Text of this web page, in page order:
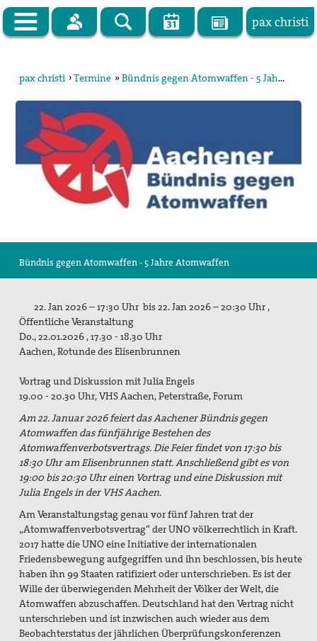
pax christi
Vor Ort
Themen
Kampagnen
Facebook
Kontakt
Suche
pax christi ›Termine »Bündnis gegen Atomwaffen - 5 Jahre Atomwaffenverbotsvertrag- 22.01.2026
Bündnis gegen Atomwaffen - 5 Jahre Atomwaffen
22. Jan 2026 – 17:30 Uhr bis 22. Jan 2026 – 20:30 Uhr ,
Öffentliche Veranstaltung
Do., 22.01.2026 , 17.30 - 18.30 Uhr
Aachen, Rotunde des Elisenbrunnen
Vortrag und Diskussion mit Julia Engels
19.00 - 20.30 Uhr, VHS Aachen, Peterstraße, Forum
Am 22. Januar 2026 feiert das Aachener Bündnis gegen
Atomwaffen das fünfjährige Bestehen des
Atomwaffenverbotsvertrags. Die Feier findet von 17:30 bis
18:30 Uhr am Elisenbrunnen statt. Anschließend gibt es von
19:00 bis 20:30 Uhr einen Vortrag und eine Diskussion mit
Julia Engels in der VHS Aachen.
Am Veranstaltungstag genau vor fünf Jahren trat der
„Atomwaffenverbotsvertrag“ der UNO völkerrechtlich in Kraft.
2017 hatte die UNO eine Initiative der internationalen
Friedensbewegung aufgegriffen und ihn beschlossen, bis heute
haben ihn 99 Staaten ratifiziert oder unterschrieben. Es ist der
Wille der überwiegenden Mehrheit der Völker der Welt, die
Atomwaffen abzuschaffen. Deutschland hat den Vertrag nicht
unterschrieben und ist inzwischen auch wieder aus dem
Beobachterstatus der jährlichen Überprüfungskonferenzen